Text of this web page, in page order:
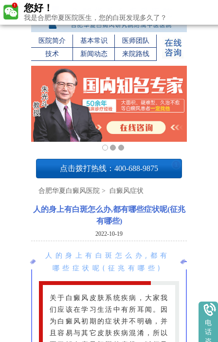
医院简介 基本常识
医师团队
技术
新闻动态 来院路线
点击拨打热线：400-688-9875
合肥华夏白癜风医院 > 白癜风症状
人的身上有白斑怎么办,都有哪些症状呢(征兆
有哪些)
2022-10-19
人的身上有白斑怎么办,都有
哪些症状呢(征兆有哪些)
关于白癜风皮肤系统疾病，大家我
们应该在学习生活中有所耳闻。因
为白癜风初期的症状并不明确，并
且容易与其它皮肤疾病混淆，所以
您好！
我是合肥华夏医院医生，您的白斑发现多久了？
电
话